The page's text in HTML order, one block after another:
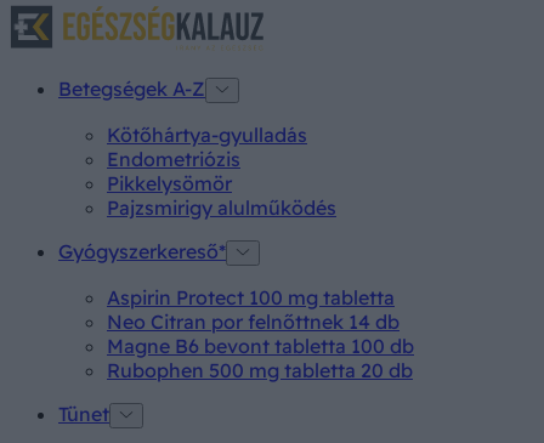
Betegségek A-Z
Kötőhártya-gyulladás
Endometriózis
Pikkelysömör
Pajzsmirigy alulműködés
Gyógyszerkereső*
Aspirin Protect 100 mg tabletta
Neo Citran por felnőttnek 14 db
Magne B6 bevont tabletta 100 db
Rubophen 500 mg tabletta 20 db
Tünet